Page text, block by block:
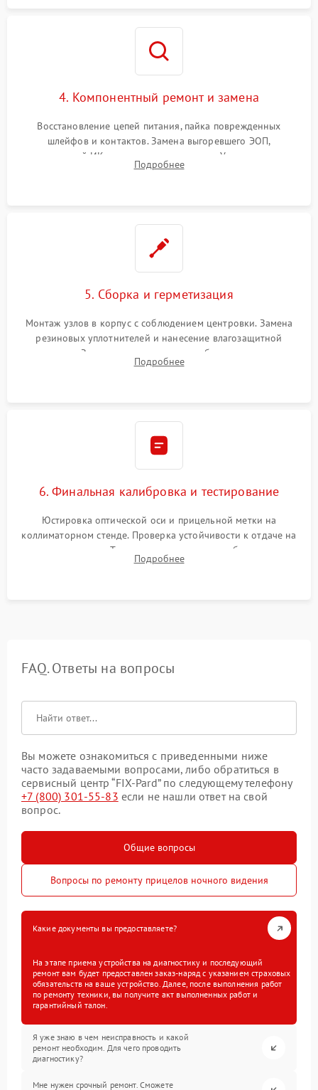
4. Компонентный ремонт и замена
Восстановление цепей питания, пайка поврежденных
шлейфов и контактов. Замена выгоревшего ЭОП,
неисправной ИК-подсветки или матрицы. Ультразвуковая
очистка плат и удаление загрязнений с линз объектива и
Подробнее
5. Сборка и герметизация
Монтаж узлов в корпус с соблюдением центровки. Замена
резиновых уплотнителей и нанесение влагозащитной
смазки. Заполнение внутреннего объема прицела
осушенным азотом для предотвращения запотевания оптики
Подробнее
6. Финальная калибровка и тестирование
Юстировка оптической оси и прицельной метки на
коллиматорном стенде. Проверка устойчивости к отдаче на
ударном стенде. Тестирование качества изображения в
темноте, дальности обнаружения и корректной работы всех
Подробнее
FAQ. Ответы на вопросы
Вы можете ознакомиться с приведенными ниже
часто задаваемыми вопросами, либо обратиться в
сервисный центр “FIX-Pard” по следующему телефону
+7 (800) 301-55-83 если не нашли ответ на свой
вопрос.
Общие вопросы
Вопросы по ремонту прицелов ночного видения
Какие документы вы предоставляете?
На этапе приема устройства на диагностику и последующий
ремонт вам будет предоставлен заказ-наряд с указанием страховых
обязательств на ваше устройство. Далее, после выполнения работ
по ремонту техники, вы получите акт выполненных работ и
гарантийный талон.
Я уже знаю в чем неисправность и какой
ремонт необходим. Для чего проводить
диагностику?
Мне нужен срочный ремонт. Сможете